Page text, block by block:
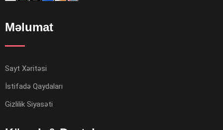
Məlumat
Sayt Xəritəsi
İstifadə Qaydaları
Gizlilik Siyasəti